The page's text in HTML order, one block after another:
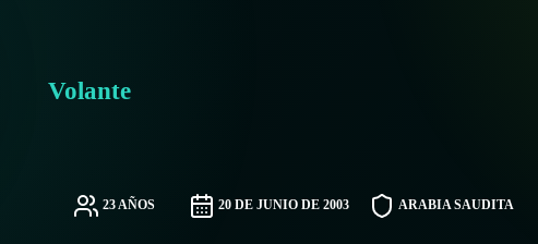
Volante
23 AÑOS 20 DE JUNIO DE 2003 ARABIA SAUDITA